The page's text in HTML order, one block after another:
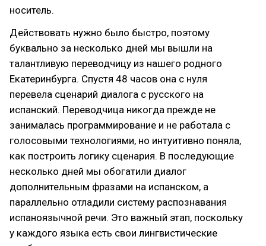
носитель.
Действовать нужно было быстро, поэтому
буквально за несколько дней мы вышли на
талантливую переводчицу из нашего родного
Екатеринбурга. Спустя 48 часов она с нуля
перевела сценарий диалога с русского на
испанский. Переводчица никогда прежде не
занималась программирование и не работала с
голосовыми технологиями, но интуитивно поняла,
как построить логику сценария. В последующие
несколько дней мы обогатили диалог
дополнительным фразами на испанском, а
параллельно отладили систему распознавания
испаноязычной речи. Это важный этап, поскольку
у каждого языка есть свои лингвистические